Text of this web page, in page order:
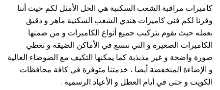
كاميرات مراقبة الشعب السكنية هي الحل الأمثل لكم حيث أننا
وفرنا لكم فني كاميرات هندي الشعب السكنية ماهر و دقيق
بعمله حيث يقوم بتركيب جميع أنواع الكاميرات و من ضمنها
الكاميرات الصغيرة و التي تتسع في الأماكن الضيقة و تعطي
صورة واضحة و غير مذبذبة كما يمكنها التكيف مع الضوضاء العالية
و الإضاءة المنخفضة أيضا ، خدمتنا متوفرة في كافة محافظات
الكويت و حتى في أيام العطل و الأعياد الرسمية .